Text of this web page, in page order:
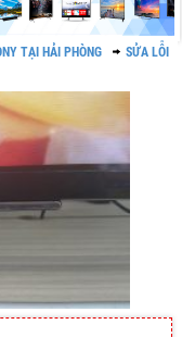
TẠI HẢI PHÒNG
SỬA LỖI